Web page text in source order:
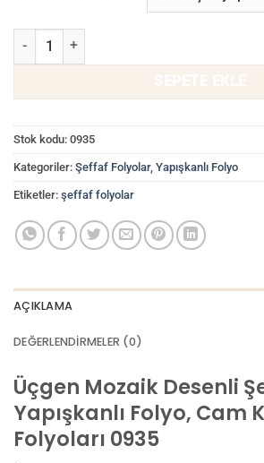
Üçgen Mozaik Desenli Şeffaf Yapışkanlı
Stok kodu: 0935
Kategoriler: Şeffaf Folyolar, Yapışkanlı Folyo
Etiketler: şeffaf folyolar
AÇIKLAMA
DEĞERLENDIRMELER (0)
Üçgen Mozaik Desenli
Yapışkanlı Folyo, Cam
Folyoları 0935